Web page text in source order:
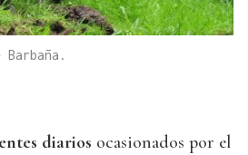
diarios ocasionados por el